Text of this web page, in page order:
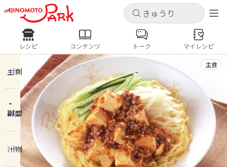
キャンセル
ログインするとレシピを保存できます
ログイン
ホーム
コンテンツ
キャンセル
レシピ コンテンツ
人気の食材・レシピ
きゅうり なす トマト
とうもろこし
ピーマン
みょうが ゴーヤ
レシピ コンテンツ トーク マイレシピ
主食
副菜
汁物
主食